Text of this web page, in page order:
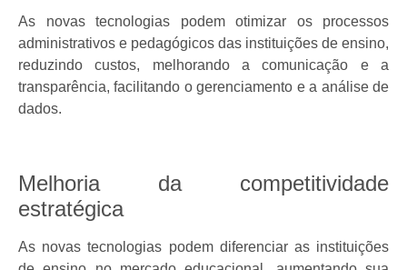
As novas tecnologias podem otimizar os processos
administrativos e pedagógicos das instituições de ensino,
reduzindo custos, melhorando a comunicação e a
transparência, facilitando o gerenciamento e a análise de
dados.
Melhoria da competitividade
estratégica
As novas tecnologias podem diferenciar as instituições